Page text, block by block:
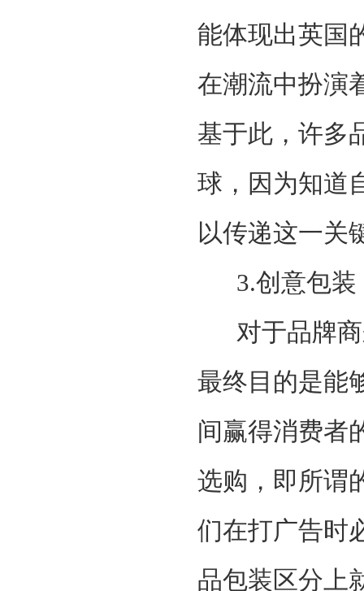
能体现出英国
在潮流中扮演
基于此，许多
球，因为知道
以传递这一关
3.创意包装
对于品牌商
最终目的是能
间赢得消费者
选购，即所谓
们在打广告时
品包装区分上